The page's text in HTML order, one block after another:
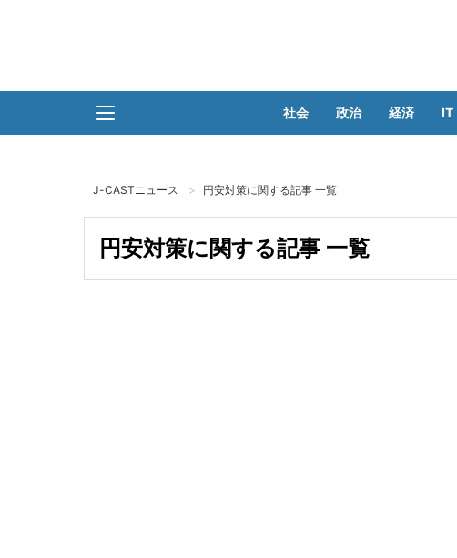
社会 政治 経済 IT
J-CASTニュース 円安対策に関する記事 一覧
円安対策に関する記事 一覧